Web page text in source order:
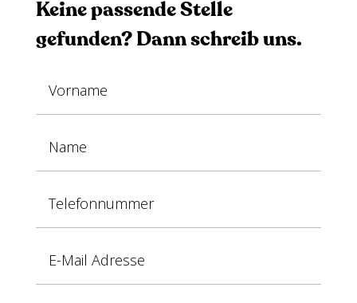
Keine passende Stelle
gefunden? Dann schreib uns.